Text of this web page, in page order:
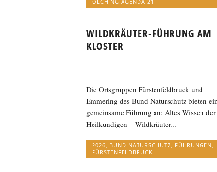
OLCHING AGENDA 21
WILDKRÄUTER-FÜHRUNG AM
KLOSTER
Die Ortsgruppen Fürstenfeldbruck und
Emmering des Bund Naturschutz bieten
gemeinsame Führung an: Altes Wissen der
Heilkundigen – Wildkräuter...
2026 BUND NATURSCHUTZ FÜHRUNGEN
FÜRSTENFELDBRUCK